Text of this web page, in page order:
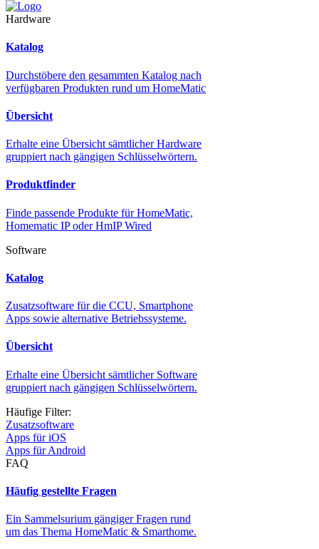
Hardware
Katalog
Durchstöbere den gesammten Katalog nach
verfügbaren Produkten rund um HomeMatic
Übersicht
Erhalte eine Übersicht sämtlicher Hardware
gruppiert nach gängigen Schlüsselwörtern.
Produktfinder
Finde passende Produkte für HomeMatic,
Homematic IP oder HmIP Wired
Software
Katalog
Zusatzsoftware für die CCU, Smartphone
Apps sowie alternative Betriebssysteme.
Übersicht
Erhalte eine Übersicht sämtlicher Software
gruppiert nach gängigen Schlüsselwörtern.
Häufige Filter:
Zusatzsoftware
Apps für iOS
Apps für Android
FAQ
Häufig gestellte Fragen
Ein Sammelsurium gängiger Fragen rund
um das Thema HomeMatic & Smarthome.